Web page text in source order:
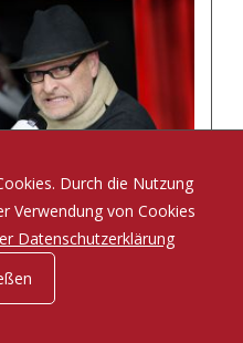
und Sabine Misiorny
Durch die Nutzung
Verwendung von Cookies
Datenschutzerklärung